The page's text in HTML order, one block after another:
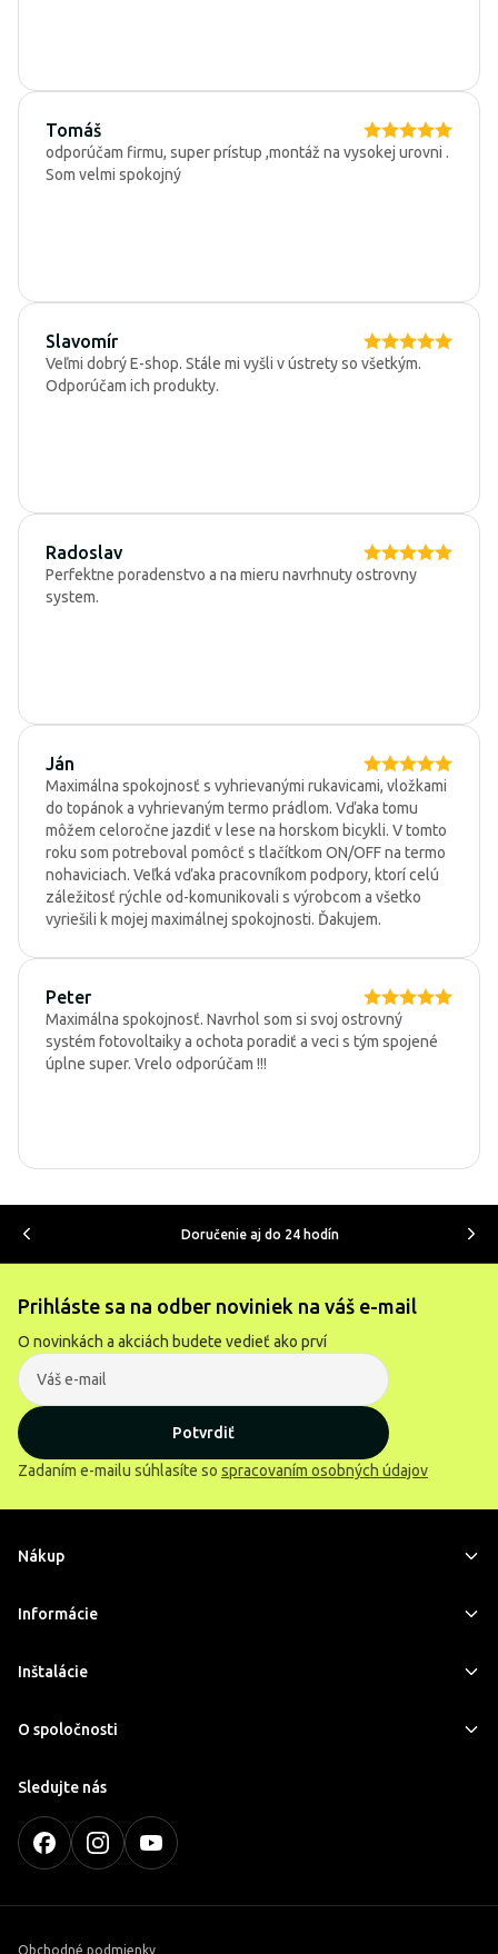
Tomáš
odporúčam firmu, super prístup ,montáž na vysokej urovni .
Som velmi spokojný
Slavomír
Veľmi dobrý E-shop. Stále mi vyšli v ústrety so všetkým.
Odporúčam ich produkty.
Radoslav
Perfektne poradenstvo a na mieru navrhnuty ostrovny
system.
Ján
Maximálna spokojnosť s vyhrievanými rukavicami, vložkami
do topánok a vyhrievaným termo prádlom. Vďaka tomu
môžem celoročne jazdiť v lese na horskom bicykli. V tomto
roku som potreboval pomôcť s tlačítkom ON/OFF na termo
nohaviciach. Veľká vďaka pracovníkom podpory, ktorí celú
záležitosť rýchle od-komunikovali s výrobcom a všetko
vyriešili k mojej maximálnej spokojnosti. Ďakujem.
Peter
Maximálna spokojnosť. Navrhol som si svoj ostrovný
systém fotovoltaiky a ochota poradiť a veci s tým spojené
úplne super. Vrelo odporúčam !!!
Doručenie aj do 24 hodín
Prihláste sa na odber noviniek na váš e-mail
O novinkách a akciách budete vedieť ako prví
Potvrdiť
Zadaním e-mailu súhlasíte so spracovaním osobných údajov
Nákup
Informácie
Inštalácie
O spoločnosti
Sledujte nás
Obchodné podmienky